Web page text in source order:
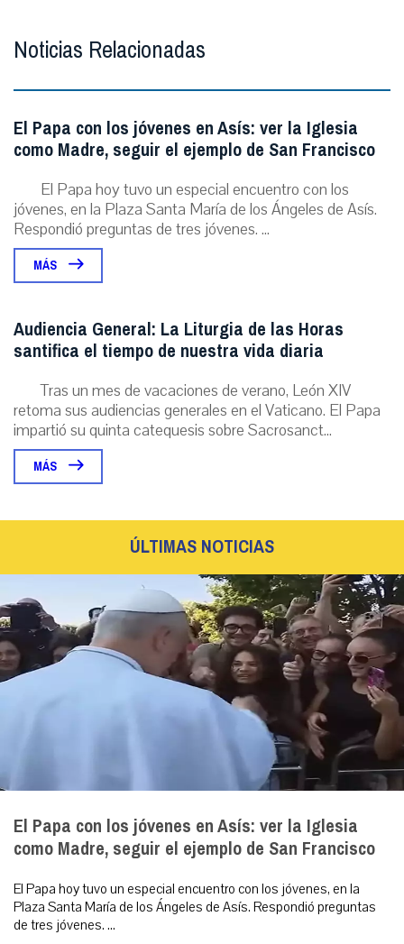
Noticias Relacionadas
El Papa con los jóvenes en Asís: ver la Iglesia
como Madre, seguir el ejemplo de San Francisco
El Papa hoy tuvo un especial encuentro con los
jóvenes, en la Plaza Santa María de los Ángeles de Asís.
Respondió preguntas de tres jóvenes. ...
MÁS
Audiencia General: La Liturgia de las Horas
santifica el tiempo de nuestra vida diaria
Tras un mes de vacaciones de verano, León XIV
retoma sus audiencias generales en el Vaticano. El Papa
impartió su quinta catequesis sobre Sacrosanct...
MÁS
ÚLTIMAS NOTICIAS
El Papa con los jóvenes en Asís: ver la Iglesia
como Madre, seguir el ejemplo de San Francisco
El Papa hoy tuvo un especial encuentro con los jóvenes, en la
Plaza Santa María de los Ángeles de Asís. Respondió preguntas
de tres jóvenes. ...